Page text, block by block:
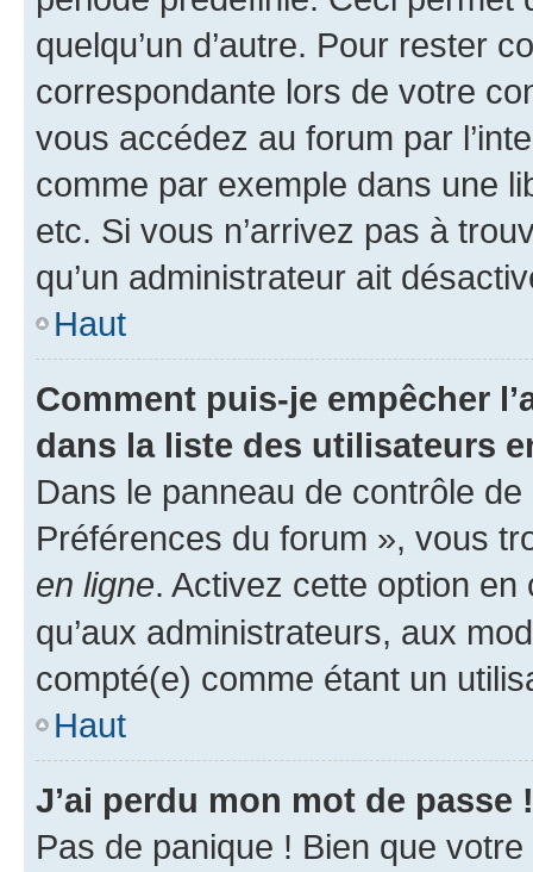
quelqu’un d’autre. Pour rester
correspondante lors de votre
vous accédez au forum par
comme par exemple dans une
etc. Si vous n’arrivez pas à
qu’un administrateur ait
Haut
Comment puis-je empêcher
dans la liste des utilisateurs
Dans le panneau de contrôle
Préférences du forum », vous
en ligne. Activez cette option
qu’aux administrateurs, aux
compté(e) comme étant un
Haut
J’ai perdu mon mot de passe !
Pas de panique ! Bien que